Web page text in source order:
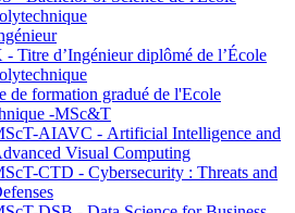
- Titre d’Ingénieur diplômé de l’École
de formation gradué de l'Ecole
-MSc&T
AIAVC - Artificial Intelligence and
Visual Computing
CTD - Cybersecurity : Threats and